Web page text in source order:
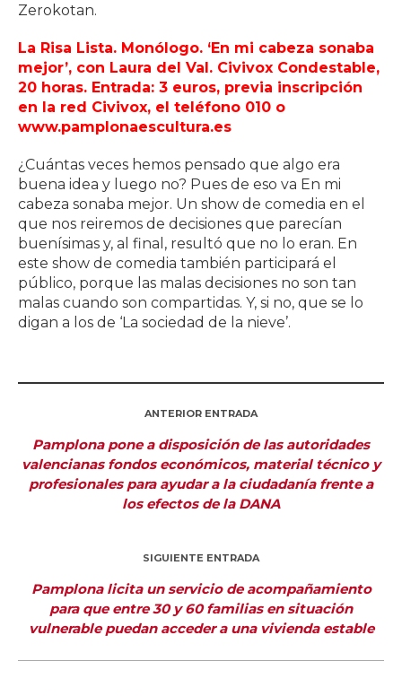
Zerokotan.
La Risa Lista. Monólogo. ‘En mi cabeza sonaba
mejor’, con Laura del Val. Civivox Condestable,
20 horas. Entrada: 3 euros, previa inscripción
en la red Civivox, el teléfono 010 o
www.pamplonaescultura.es
¿Cuántas veces hemos pensado que algo era
buena idea y luego no? Pues de eso va En mi
cabeza sonaba mejor. Un show de comedia en el
que nos reiremos de decisiones que parecían
buenísimas y, al final, resultó que no lo eran. En
este show de comedia también participará el
público, porque las malas decisiones no son tan
malas cuando son compartidas. Y, si no, que se lo
digan a los de ‘La sociedad de la nieve’.
ANTERIOR ENTRADA
Pamplona pone a disposición de las autoridades
valencianas fondos económicos, material técnico y
profesionales para ayudar a la ciudadanía frente a
los efectos de la DANA
SIGUIENTE ENTRADA
Pamplona licita un servicio de acompañamiento
para que entre 30 y 60 familias en situación
vulnerable puedan acceder a una vivienda estable